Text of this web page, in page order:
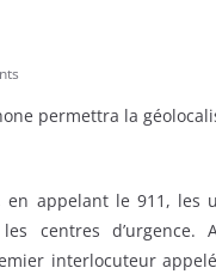
permettra la
appelant le 911, les
centres
interlocuteur